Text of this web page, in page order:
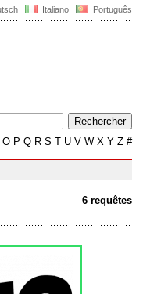
Italiano Português
O P Q R S T U V W X Y Z #
6 requêtes